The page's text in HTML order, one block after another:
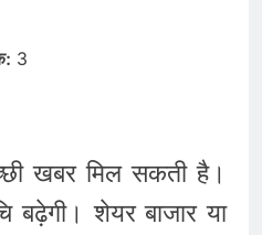
3
खबर मिल सकती है।
बढ़ेगी। शेयर बाजार या